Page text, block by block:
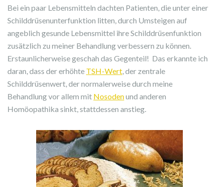
Bei ein paar Lebensmitteln dachten Patienten, die unter einer
Schilddrüsenunterfunktion litten, durch Umsteigen auf
angeblich gesunde Lebensmittel ihre Schilddrüsenfunktion
zusätzlich zu meiner Behandlung verbessern zu können.
Erstaunlicherweise geschah das Gegenteil! Das erkannte ich
daran, dass der erhöhte TSH-Wert, der zentrale
Schilddrüsenwert, der normalerweise durch meine
Behandlung vor allem mit Nosodenund anderen
Homöopathika sinkt, stattdessen anstieg.